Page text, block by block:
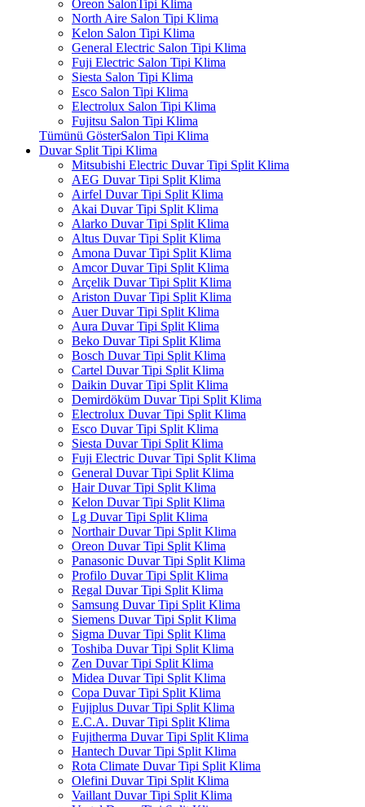
Oreon SalonTipi Klima
North Aire Salon Tipi Klima
Kelon Salon Tipi Klima
General Electric Salon Tipi Klima
Fuji Electric Salon Tipi Klima
Siesta Salon Tipi Klima
Esco Salon Tipi Klima
Electrolux Salon Tipi Klima
Fujitsu Salon Tipi Klima
Tümünü GösterSalon Tipi Klima
Duvar Split Tipi Klima
Mitsubishi Electric Duvar Tipi Split Klima
AEG Duvar Tipi Split Klima
Airfel Duvar Tipi Split Klima
Akai Duvar Tipi Split Klima
Alarko Duvar Tipi Split Klima
Altus Duvar Tipi Split Klima
Amona Duvar Tipi Split Klima
Amcor Duvar Tipi Split Klima
Arçelik Duvar Tipi Split Klima
Ariston Duvar Tipi Split Klima
Auer Duvar Tipi Split Klima
Aura Duvar Tipi Split Klima
Beko Duvar Tipi Split Klima
Bosch Duvar Tipi Split Klima
Cartel Duvar Tipi Split Klima
Daikin Duvar Tipi Split Klima
Demirdöküm Duvar Tipi Split Klima
Electrolux Duvar Tipi Split Klima
Esco Duvar Tipi Split Klima
Siesta Duvar Tipi Split Klima
Fuji Electric Duvar Tipi Split Klima
General Duvar Tipi Split Klima
Hair Duvar Tipi Split Klima
Kelon Duvar Tipi Split Klima
Lg Duvar Tipi Split Klima
Northair Duvar Tipi Split Klima
Oreon Duvar Tipi Split Klima
Panasonic Duvar Tipi Split Klima
Profilo Duvar Tipi Split Klima
Regal Duvar Tipi Split Klima
Samsung Duvar Tipi Split Klima
Siemens Duvar Tipi Split Klima
Sigma Duvar Tipi Split Klima
Toshiba Duvar Tipi Split Klima
Zen Duvar Tipi Split Klima
Midea Duvar Tipi Split Klima
Copa Duvar Tipi Split Klima
Fujiplus Duvar Tipi Split Klima
E.C.A. Duvar Tipi Split Klima
Fujitherma Duvar Tipi Split Klima
Hantech Duvar Tipi Split Klima
Rota Climate Duvar Tipi Split Klima
Olefini Duvar Tipi Split Klima
Vaillant Duvar Tipi Split Klima